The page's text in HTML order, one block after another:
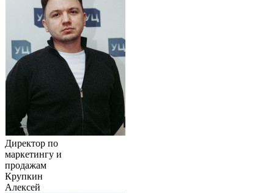
Директор по
маркетингу и
продажам
Крупкин
Алексей